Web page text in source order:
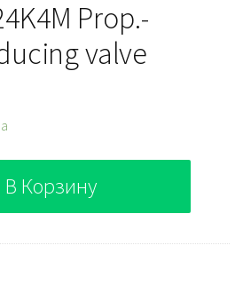
Prop.-
valve
В Корзину